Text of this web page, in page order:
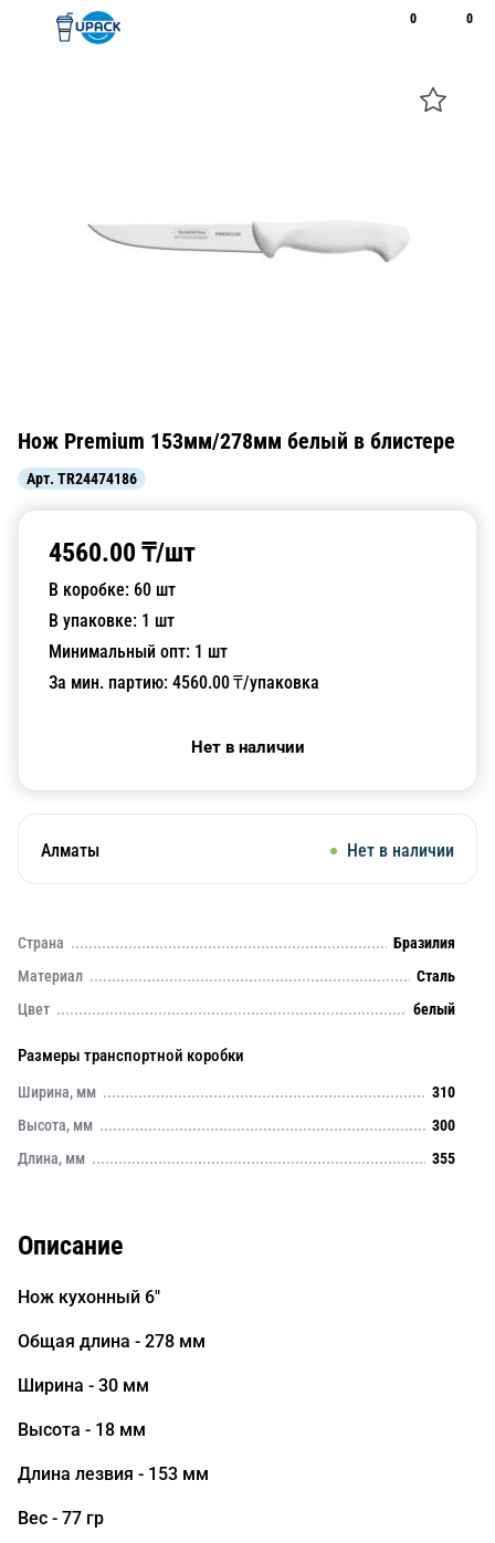
0 0
Нож Premium 153мм/278мм белый в блистере
Арт. TR24474186
4560.00 ₸/шт
В коробке: 60 шт
В упаковке: 1 шт
Минимальный опт: 1 шт
За мин. партию: 4560.00₸/упаковка
Нет в наличии
Алматы Нет в наличии
Страна
Бразилия
Материал
Сталь
Цвет
белый
Размеры транспортной коробки
Ширина, мм
310
Высота, мм
300
Длина, мм
355
Описание
Нож кухонный 6"
Общая длина - 278 мм
Ширина - 30 мм
Высота - 18 мм
Длина лезвия - 153 мм
Вес - 77 гр